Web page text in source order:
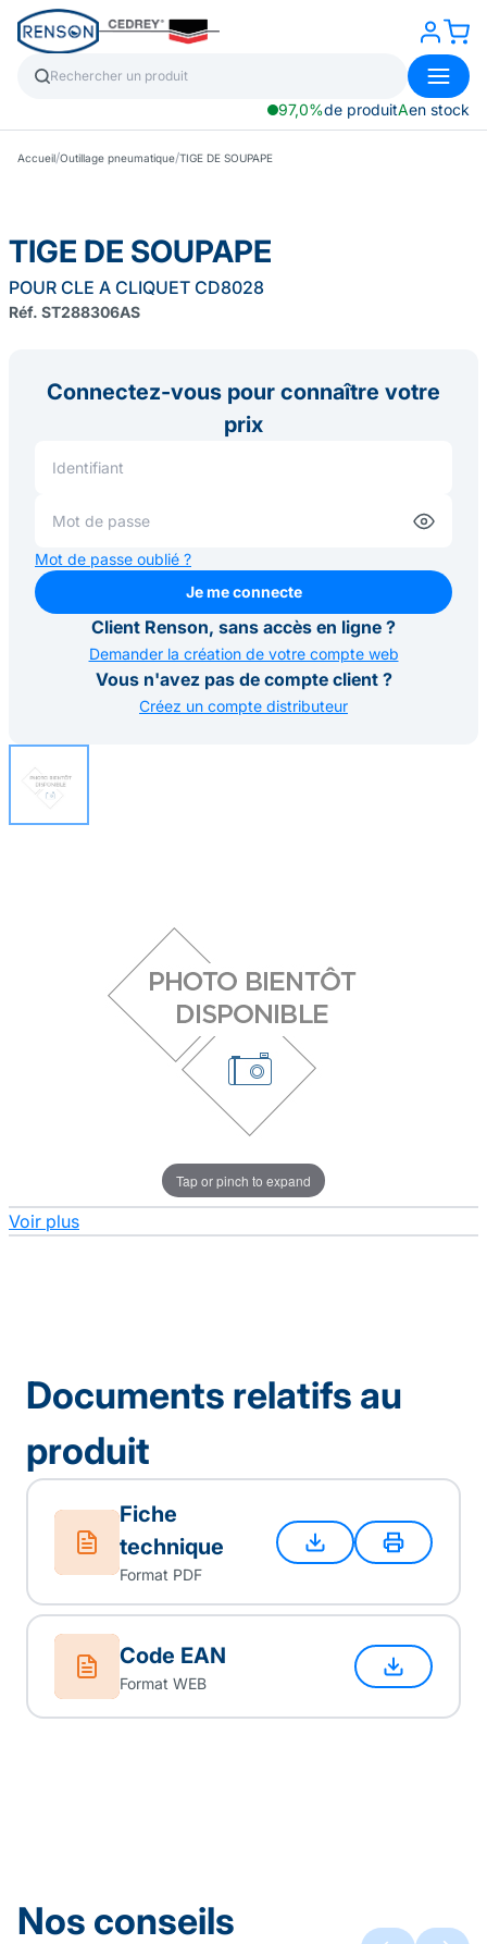
97,0%de produitAen stock
Accueil/Outillage pneumatique/TIGE DE SOUPAPE
Tap or pinch to expand
Voir plus
TIGE DE SOUPAPE
POUR CLE A CLIQUET CD8028
Réf. ST288306AS
Connectez-vous pour connaître votre
prix
Mot de passe oublié ?
Je me connecte
Je me connecte
Client Renson, sans accès en ligne ?
Demander la création de votre compte web
Vous n'avez pas de compte client ?
Créez un compte distributeur
Documents relatifs au
produit
Fiche
technique
Format PDF
Code EAN
Format WEB
Nos conseils